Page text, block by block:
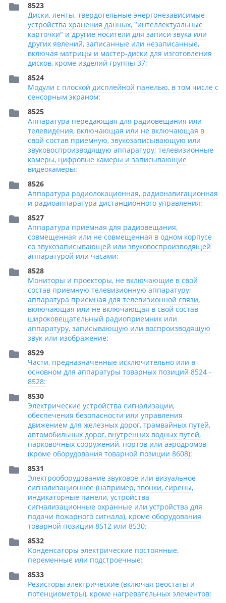
8523
Диски, ленты, твердотельные энергонезависимые
устройства хранения данных, "интеллектуальные
карточки" и другие носители для записи звука или
других явлений, записанные или незаписанные,
включая матрицы и мастер-диски для изготовления
дисков, кроме изделий группы 37:
8524
Модули с плоской дисплейной панелью, в том числе с
сенсорным экраном:
8525
Аппаратура передающая для радиовещания или
телевидения, включающая или не включающая в
свой состав приемную, звукозаписывающую или
звуковоспроизводящую аппаратуру; телевизионные
камеры, цифровые камеры и записывающие
видеокамеры:
8526
Аппаратура радиолокационная, радионавигационная
и радиоаппаратура дистанционного управления:
8527
Аппаратура приемная для радиовещания,
совмещенная или не совмещенная в одном корпусе
со звукозаписывающей или звуковоспроизводящей
аппаратурой или часами:
8528
Мониторы и проекторы, не включающие в свой
состав приемную телевизионную аппаратуру;
аппаратура приемная для телевизионной связи,
включающая или не включающая в свой состав
широковещательный радиоприемник или
аппаратуру, записывающую или воспроизводящую
звук или изображение:
8529
Части, предназначенные исключительно или в
основном для аппаратуры товарных позиций 8524 -
8528:
8530
Электрические устройства сигнализации,
обеспечения безопасности или управления
движением для железных дорог, трамвайных путей,
автомобильных дорог, внутренних водных путей,
парковочных сооружений, портов или аэродромов
(кроме оборудования товарной позиции 8608):
8531
Электрооборудование звуковое или визуальное
сигнализационное (например, звонки, сирены,
индикаторные панели, устройства
сигнализационные охранные или устройства для
подачи пожарного сигнала), кроме оборудования
товарной позиции 8512 или 8530:
8532
Конденсаторы электрические постоянные,
переменные или подстроечные:
8533
Резисторы электрические (включая реостаты и
потенциометры), кроме нагревательных элементов: